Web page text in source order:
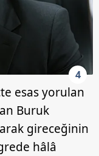
4
esas yorulan
Buruk
gireceğinin
hâlâ